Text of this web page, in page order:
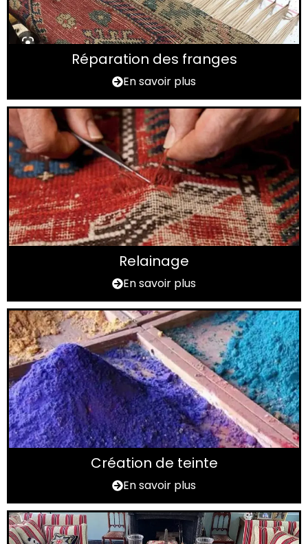
Réparation des franges
En savoir plus
Relainage
En savoir plus
Création de teinte
En savoir plus